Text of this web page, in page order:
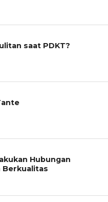
saat PDKT?
Hubungan
Berkualitas